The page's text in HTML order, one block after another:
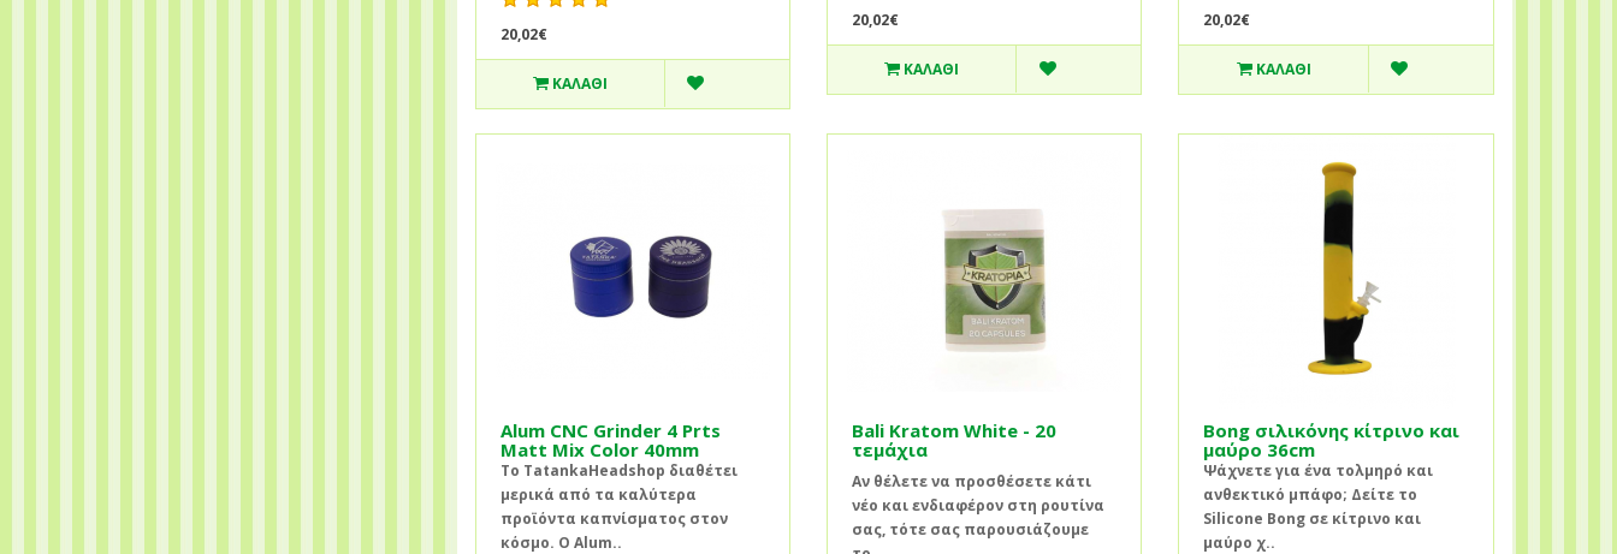
20,02€
ΚΑΛΆΘΙ
20,02€
ΚΑΛΆΘΙ
20,02€
ΚΑΛΆΘΙ
Alum CNC Grinder 4 Prts
Matt Mix Color 40mm
Το TatankaHeadshop διαθέτει
μερικά από τα καλύτερα
προϊόντα καπνίσματος στον
κόσμο. Ο Alum..
Bali Kratom White - 20
τεμάχια
Αν θέλετε να προσθέσετε κάτι
νέο και ενδιαφέρον στη ρουτίνα
σας, τότε σας παρουσιάζουμε
Bong σιλικόνης κίτρινο και
μαύρο 36cm
Ψάχνετε για ένα τολμηρό και
ανθεκτικό μπάφο; Δείτε το
Silicone Bong σε κίτρινο και
μαύρο χ..